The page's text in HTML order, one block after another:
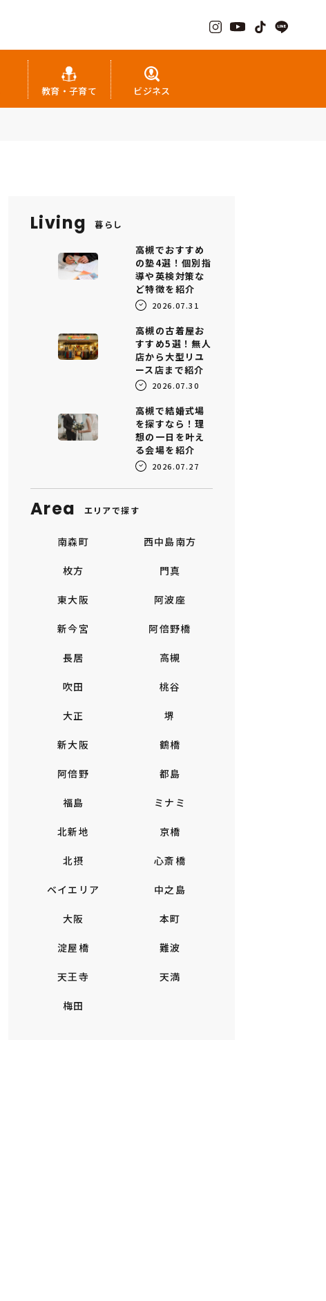
教育・子育て ビジネス
Living 暮らし
高槻でおすすめ
の塾4選！個別指
導や英検対策な
ど特徴を紹介
2026.07.31
高槻の古着屋お
すすめ5選！無人
店から大型リユ
ース店まで紹介
2026.07.30
高槻で結婚式場
を探すなら！理
想の一日を叶え
る会場を紹介
2026.07.27
Area エリアで探す
南森町 西中島南方
枚方 門真
東大阪 阿波座
新今宮 阿倍野橋
長居 高槻
吹田 桃谷
大正 堺
新大阪 鶴橋
阿倍野 都島
福島 ミナミ
北新地 京橋
北摂 心斎橋
ベイエリア 中之島
大阪 本町
淀屋橋 難波
天王寺 天満
梅田